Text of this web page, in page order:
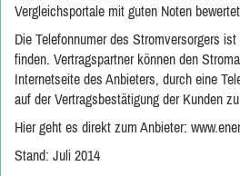
Vergleichsportale mit guten Noten
Die Telefonnumer des Stromversorgers
finden. Vertragspartner können den
Internetseite des Anbieters, durch eine
auf der Vertragsbestätigung der Kunden
Hier geht es direkt zum Anbieter:
Stand: Juli 2014